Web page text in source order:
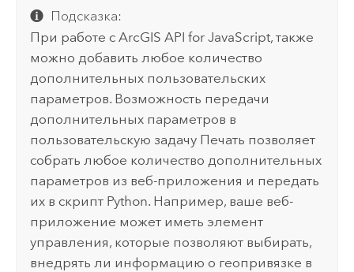
Подсказка:
При работе сArcGIS API for JavaScript, также
можно добавить любое количество
дополнительных пользовательских
параметров. Возможность передачи
дополнительных параметров в
пользовательскую задачу Печать позволяет
собрать любое количество дополнительных
параметров из веб-приложения и передать
их в скрипт Python. Например, ваше веб-
приложение может иметь элемент
управления, которые позволяют выбирать,
внедрять ли информацию о геопривязке в